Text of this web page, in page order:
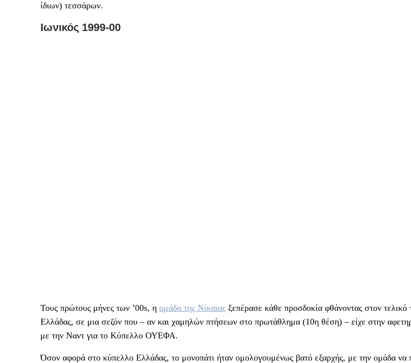
ίδιων) τεσσάρων.
Ιωνικός 1999-00
Τους πρώτους μήνες των ’00s, η ομάδα της Νίκαιας ξεπέρασε κάθε προσδοκία φθάνοντας στον
Ελλάδας, σε μια σεζόν που – αν και χαμηλών πτήσεων στο πρωτάθλημα (10η θέση) – είχε στην
με την Ναντ για το Κύπελλο ΟΥΕΦΑ.
Όσον αφορά στο κύπελλο Ελλάδας, το μονοπάτι ήταν ομολογουμένως βατό εξαρχής, με την ομάδα να